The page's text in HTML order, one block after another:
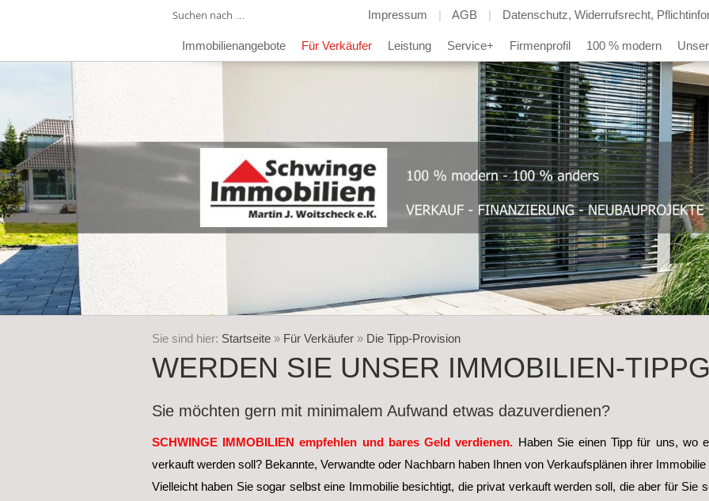
Impressum AGB Datenschutz, Widerrufsrecht,
Immobilienangebote Für Verkäufer Leistung Service+ Firmenprofil 100 % modern
Sie sind hier: Startseite » Für Verkäufer » Die Tipp-Provision
WERDEN SIE UNSER IMMOBILIEN-
Sie möchten gern mit minimalem Aufwand etwas dazuverdienen?
SCHWINGE IMMOBILIEN empfehlen und bares Geld verdienen. Haben Sie einen Tipp für uns, wo
verkauft werden soll? Bekannte, Verwandte oder Nachbarn haben Ihnen von Verkaufsplänen ihrer Immobilie
Vielleicht haben Sie sogar selbst eine Immobilie besichtigt, die privat verkauft werden soll, die aber für Sie